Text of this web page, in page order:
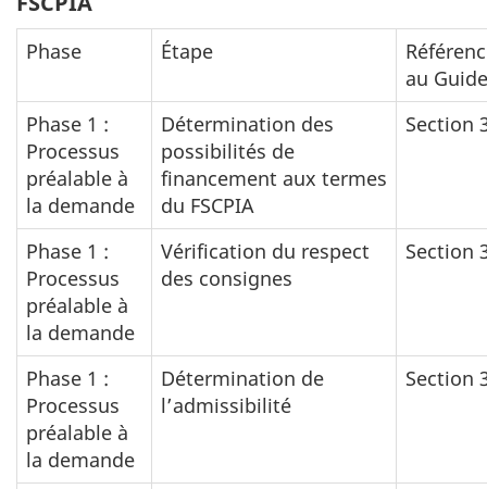
Phase Étape
au Guide
Phase 1 :
Processus
préalable à
la demande
Détermination des
possibilités de
financement aux termes
du FSCPIA
Section
Phase 1 :
Processus
préalable à
la demande
Vérification du respect
des consignes
Section
Phase 1 :
Processus
préalable à
la demande
Détermination de
l’admissibilité
Section